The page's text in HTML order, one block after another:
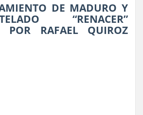
DE MADURO Y
“RENACER”
POR RAFAEL QUIROZ